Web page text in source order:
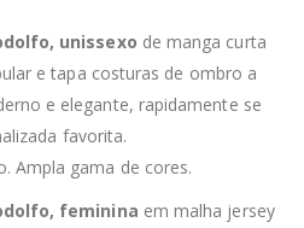
unissexo de manga curta
e tapa costuras de ombro a
e elegante, rapidamente se
favorita.
Ampla gama de cores.
feminina em malha jersey